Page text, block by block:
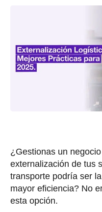
¿Gestionas un
externalización de tus
transporte podría ser
mayor eficiencia? No
esta opción.